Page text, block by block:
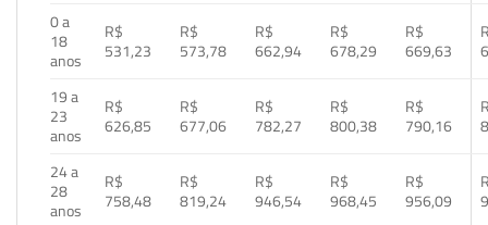
0 a
18
anos
R$
531,23
R$
573,78
R$
662,94
R$
678,29
R$
669,63
19 a
23
anos
R$
626,85
R$
677,06
R$
782,27
R$
800,38
R$
790,16
24 a
28
anos
R$
758,48
R$
819,24
R$
946,54
R$
968,45
R$
956,09